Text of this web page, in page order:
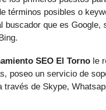
tér­minos posibles o
buscador que es Google,
SEO El Torno le
poseo un servicio de
través de Skype,